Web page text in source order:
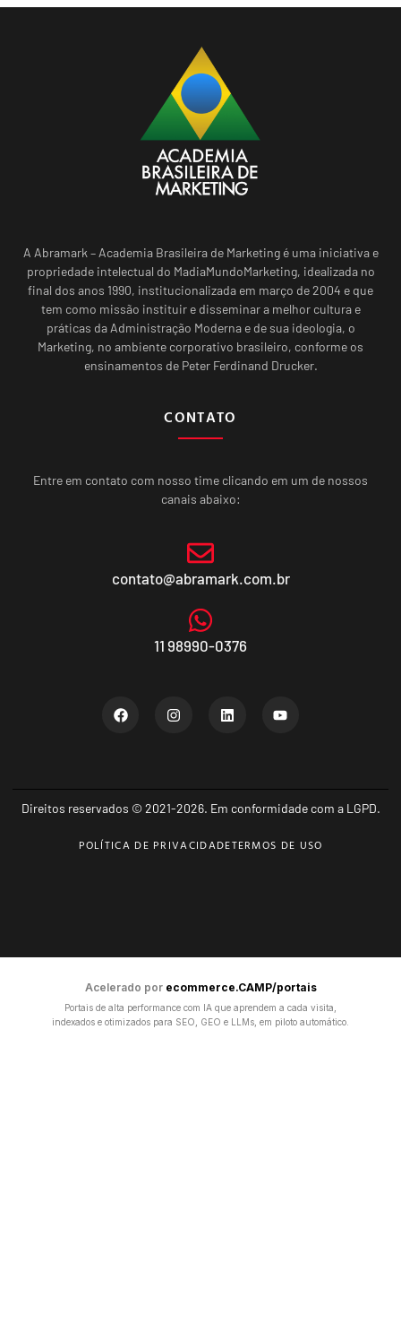
A Abramark – Academia Brasileira de Marketing é uma iniciativa e
propriedade intelectual do MadiaMundoMarketing, idealizada no
final dos anos 1990, institucionalizada em março de 2004 e que
tem como missão instituir e disseminar a melhor cultura e
práticas da Administração Moderna e de sua ideologia, o
Marketing, no ambiente corporativo brasileiro, conforme os
ensinamentos de Peter Ferdinand Drucker.
CONTATO
Entre em contato com nosso time clicando em um de nossos
canais abaixo:
contato@abramark.com.br
11 98990-0376
Direitos reservados © 2021-2026. Em conformidade com a LGPD.
POLÍTICA DE PRIVACIDADETERMOS DE USO
Acelerado por ecommerce.CAMP/portais
Portais de alta performance com IA que aprendem a cada visita,
indexados e otimizados para SEO, GEO e LLMs, em piloto automático.